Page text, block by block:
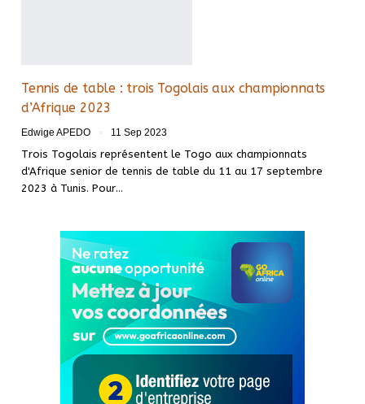
Tennis de table : trois Togolais aux championnats
d’Afrique 2023
Edwige APEDO 11 Sep 2023
Trois Togolais représentent le Togo aux championnats
d'Afrique senior de tennis de table du 11 au 17 septembre
2023 à Tunis. Pour…